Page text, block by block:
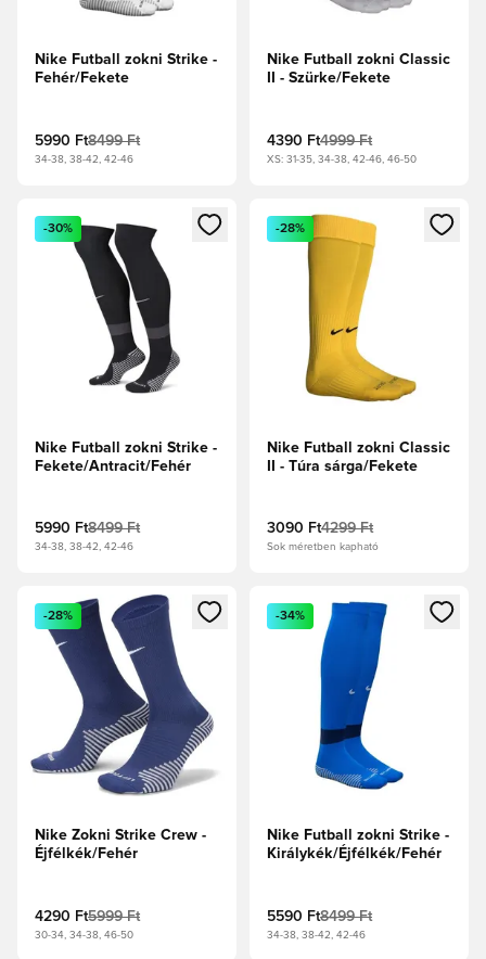
Nike Futball zokni Strike -
Fehér/Fekete
5990 Ft8499 Ft
34-38, 38-42, 42-46
Nike Futball zokni Classic
II - Szürke/Fekete
4390 Ft4999 Ft
XS: 31-35, 34-38, 42-46, 46-50
Megnyit egy modált a bejelentkezéshez vagy a tagként
-30%
Nike Futball zokni Strike -
Fekete/Antracit/Fehér
5990 Ft8499 Ft
34-38, 38-42, 42-46
Megnyit egy modált a
-28%
Nike Futball zokni Classic
II - Túra sárga/Fekete
3090 Ft4299 Ft
Sok méretben kapható
Megnyit egy modált a bejelentkezéshez vagy a tagként
-28%
Nike Zokni Strike Crew -
Éjfélkék/Fehér
4290 Ft5999 Ft
30-34, 34-38, 46-50
Megnyit egy modált a
-34%
Nike Futball zokni Strike -
Királykék/Éjfélkék/Fehér
5590 Ft8499 Ft
34-38, 38-42, 42-46